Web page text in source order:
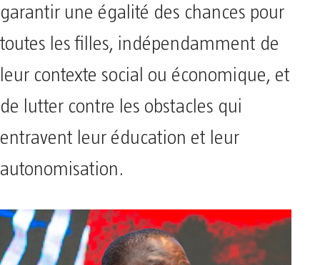
garantir une égalité des chances pour
toutes les filles, indépendamment de
leur contexte social ou économique, et
de lutter contre les obstacles qui
entravent leur éducation et leur
autonomisation.